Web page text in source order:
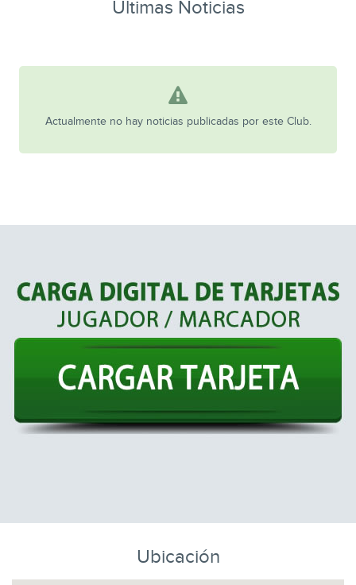
Ultimas Noticias
Actualmente no hay noticias publicadas por este Club.
Ubicación